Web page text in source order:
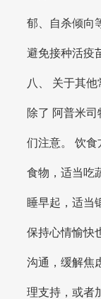
郁、自杀倾向
避免接种活疫
八、 关于其他
除了 阿普米
们注意。 饮
食物，适当吃
睡早起，适当
保持心情愉快
沟通，缓解焦
理支持，或者